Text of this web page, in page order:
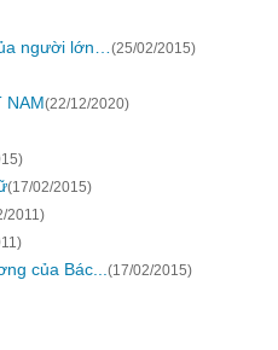
người lớn… (25/02/2015)
NAM(22/12/2020)
(17/02/2015)
2011)
của Bác... (17/02/2015)